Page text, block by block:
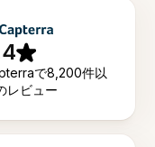
で8,200件以
レビュー